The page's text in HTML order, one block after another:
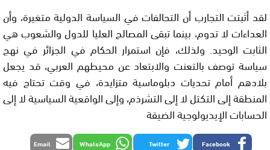
لقد أثبتت التجارب أن التحالفات في السياسة الدولية متغيرة، وأن
العداءات لا تدوم، بينما تبقى المصالح العليا للدول والشعوب هي
الثابت الوحيد. ولذلك، فإن استمرار الحكام في الجزائر في نهج
سياسة توصف بالتعنت والابتعاد عن محيطهم العربي، قد يجعل
بلادهم أمام تحديات دبلوماسية متزايدة، في وقت تحتاج فيه
المنطقة إلى التكتل لا إلى التشرذم، وإلى الواقعية السياسية لا إلى
الحسابات الإيديولوجية الضيقة
Facebook
Twitter
WhatsApp
Email